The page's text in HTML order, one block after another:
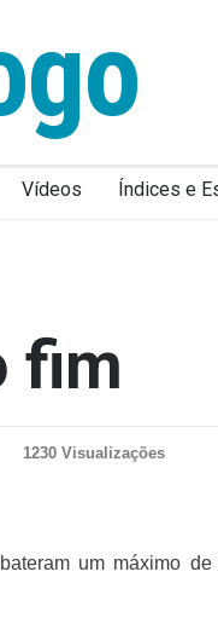
Vídeos Índices e
fim
1230 Visualizações
um máximo de